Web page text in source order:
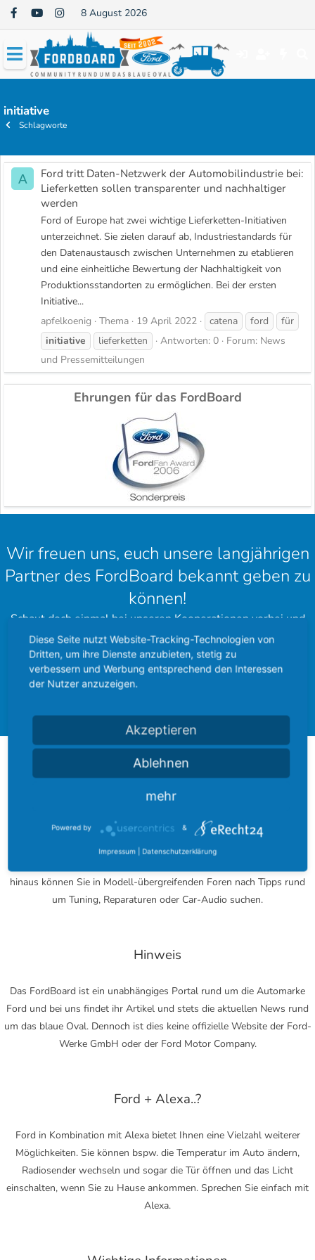
8 August 2026
initiative
Schlagworte
A
Ford tritt Daten-Netzwerk der Automobilindustrie bei:
Lieferketten sollen transparenter und nachhaltiger
werden
Ford of Europe hat zwei wichtige Lieferketten-Initiativen
unterzeichnet. Sie zielen darauf ab, Industriestandards für
den Datenaustausch zwischen Unternehmen zu etablieren
und eine einheitliche Bewertung der Nachhaltigkeit von
Produktionsstandorten zu ermöglichen. Bei der ersten
Initiative...
apfelkoenig
Thema 19 April 2022 catena ford
für
initiative
lieferketten Antworten: 0 Forum: News
und Pressemitteilungen
Ehrungen für das FordBoard
Wir freuen uns, euch unsere langjährigen
Partner des FordBoard bekannt geben zu
können!
Schaut doch einmal bei unseren Kooperationen vorbei und
hinterlasst einen schönen Gruß.
Ford Community
Ford Cougar
Über das FordBoard
Das FordBoard wurde am 17. Dezember 2002 gegründet und
entwickelte sich seitdem zu einer der größten Modell-umfassenden
Community rund um das blaue Oval.
hinaus können Sie in Modell-übergreifenden Foren nach Tipps rund
um Tuning, Reparaturen oder Car-Audio suchen.
Hinweis
Das FordBoard ist ein unabhängiges Portal rund um die Automarke
Ford und bei uns findet ihr Artikel und stets die aktuellen News rund
um das blaue Oval. Dennoch ist dies keine offizielle Website der Ford-
Werke GmbH oder der Ford Motor Company.
Ford + Alexa..?
Ford in Kombination mit Alexa bietet Ihnen eine Vielzahl weiterer
Möglichkeiten. Sie können bspw. die Temperatur im Auto ändern,
Radiosender wechseln und sogar die Tür öffnen und das Licht
einschalten, wenn Sie zu Hause ankommen. Sprechen Sie einfach mit
Alexa.
Diese Seite nutzt Website-Tracking-Technologien von
Dritten, um ihre Dienste anzubieten, stetig zu
verbessern und Werbung entsprechend den Interessen
der Nutzer anzuzeigen.
Akzeptieren
Ablehnen
mehr
Powered by &
Impressum | Datenschutzerklärung